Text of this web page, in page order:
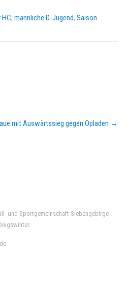
, männliche D-Jugend, Saison
mit Auswärtssieg gegen Opladen →
und Sportgemeinschaft Siebengebirge